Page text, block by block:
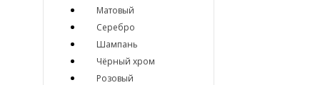
Матовый
Серебро
Шампань
Чёрный хром
Розовый